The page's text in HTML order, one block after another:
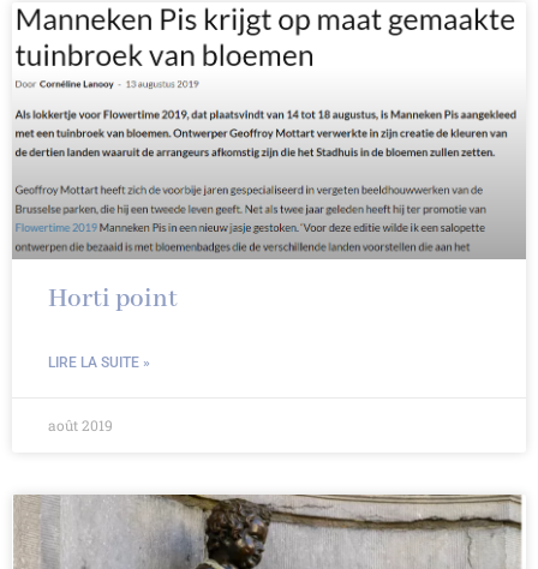
Horti point
LIRE LA SUITE »
août 2019